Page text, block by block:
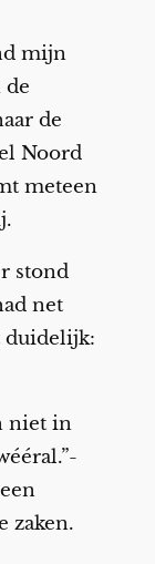
mijn
de
de
Noord
meteen
stond
net
duidelijk:
niet in
zaken.